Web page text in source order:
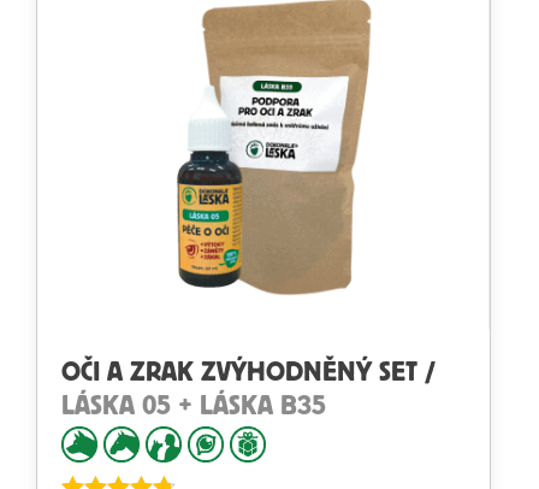
OČI A ZRAK ZVÝHODNĚNÝ SET /
LÁSKA 05 + LÁSKA B35